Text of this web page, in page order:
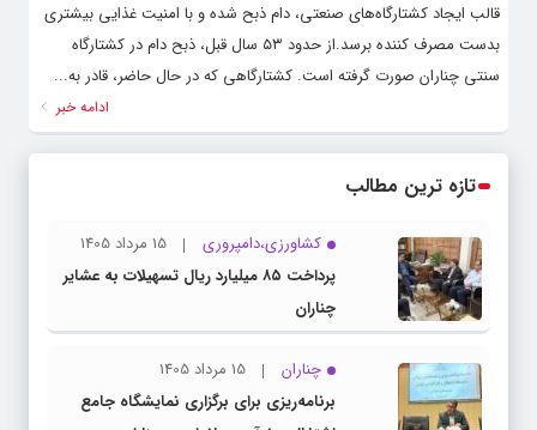
قالب ایجاد کشتارگاه‌های صنعتی، دام ذبح شده و با امنیت غذایی بیشتری
بدست مصرف کننده برسد.از حدود ۵۳ سال قبل، ذبح دام در کشتارگاه
سنتی چناران صورت گرفته است. کشتارگاهی که در حال حاضر، قادر به...
ادامه خبر
تازه ترین مطالب
کشاورزی،دامپروری
15 مرداد 1405
پرداخت ۸۵ میلیارد ریال تسهیلات به عشایر
چناران
چناران
15 مرداد 1405
برنامه‌ریزی برای برگزاری نمایشگاه جامع